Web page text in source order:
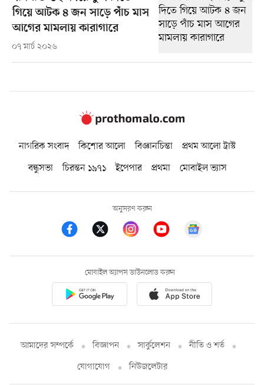
গিয়ে আটক ৪ জন সাড়ে পাঁচ মাস
আগের মামলায় কারাগারে
০৭ মার্চ ২০২৬
নাগরিক সংবাদ কিশোর আলো বিজ্ঞানচিন্তা
প্রথম আলো ট্রাস্ট
বন্ধুসভা
চিরন্তন ১৯৭১ ইপেপার প্রথমা মোবাইল ভ্যাস
অনুসরণ করুন
মোবাইল অ্যাপস ডাউনলোড করুন
আমাদের সম্পর্কে বিজ্ঞাপন সার্কুলেশন
নীতি ও শর্ত
যোগাযোগ
নিউজলেটার